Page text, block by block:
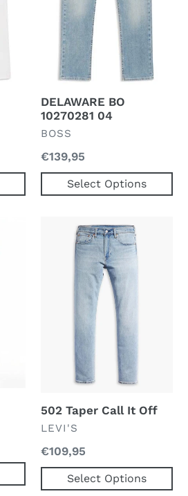
DELAWARE BO
10270281 04
VERKOPER
BOSS
Normale
prijs
€139,95
Select Options
502 Taper Call It Off
VERKOPER
LEVI'S
Normale
prijs
€109,95
Select Options